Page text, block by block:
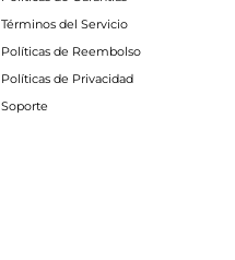
Términos del Servicio
Políticas de Reembolso
Políticas de Privacidad
Soporte